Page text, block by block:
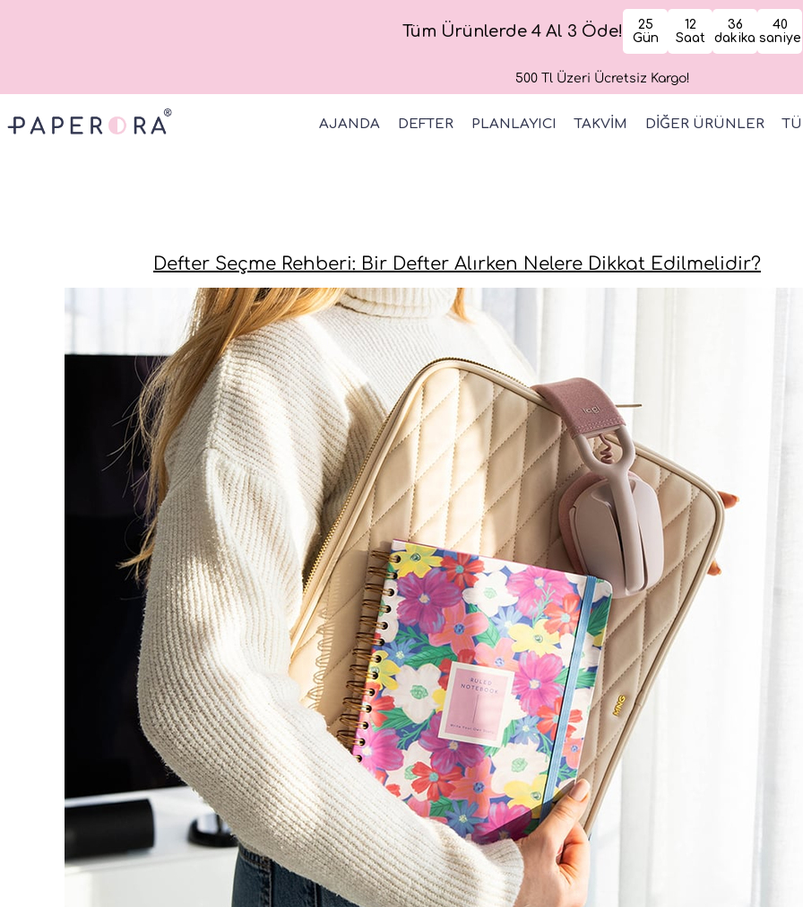
Tüm Ürünlerde 4 Al 3 Öde!
25
Gün
12
Saat
36
dakika
39
saniye
500 Tl Üzeri Ücretsiz Kargo!
AJANDA DEFTER PLANLAYICI TAKVİM DİĞER ÜRÜNLER
Defter Seçme Rehberi: Bir Defter Alırken Nelere Dikkat Edilmelidir?